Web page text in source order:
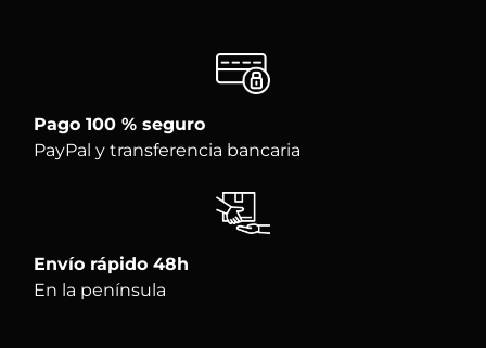
Pago 100 % seguro
PayPal y transferencia bancaria
Envío rápido 48h
En la península